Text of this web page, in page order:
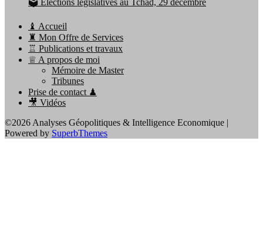
♝ Accueil
♜ Mon Offre de Services
♖ Publications et travaux
♕ A propos de moi
Mémoire de Master
Tribunes
Prise de contact ♟
🎥 Vidéos
©2026 Analyses Géopolitiques & Intelligence Economique |
Powered by SuperbThemes